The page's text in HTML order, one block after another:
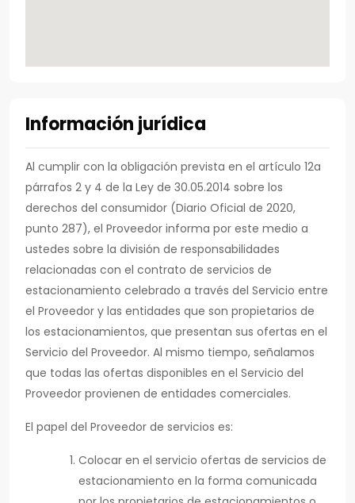
Información jurídica
Al cumplir con la obligación prevista en el artículo 12a
párrafos 2 y 4 de la Ley de 30.05.2014 sobre los
derechos del consumidor (Diario Oficial de 2020,
punto 287), el Proveedor informa por este medio a
ustedes sobre la división de responsabilidades
relacionadas con el contrato de servicios de
estacionamiento celebrado a través del Servicio entre
el Proveedor y las entidades que son propietarios de
los estacionamientos, que presentan sus ofertas en el
Servicio del Proveedor. Al mismo tiempo, señalamos
que todas las ofertas disponibles en el Servicio del
Proveedor provienen de entidades comerciales.
El papel del Proveedor de servicios es:
Colocar en el servicio ofertas de servicios de
estacionamiento en la forma comunicada